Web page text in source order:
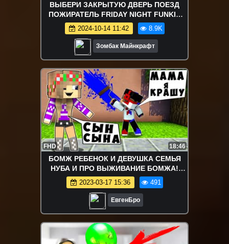
ВЫБЕРИ ЗАКРЫТУЮ ДВЕРЬ ПОЕЗД
ПОЖИРАТЕЛЬ FRIDAY NIGHT FUNKIN
БАБКА ГРЕННИ В МАЙНКРАФТ
2024-10-14 11:42 8.9K
Зомбак Майнкрафт
FHD 18:46
БОМЖ РЕБЕНОК И ДЕВУШКА СЕМЬЯ
НУБА И ПРО ВЫЖИВАНИЕ БОМЖА!
МАЙНКРАФТ В РЕАЛЬНОЙ ЖИЗНИ
ВИДЕО ТРОЛЛИНГ
2023-03-17 15:36 491
ЕвгенБро